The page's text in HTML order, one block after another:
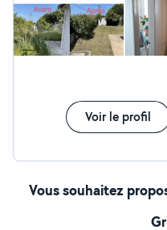
Voir le profil
Vous souhaitez